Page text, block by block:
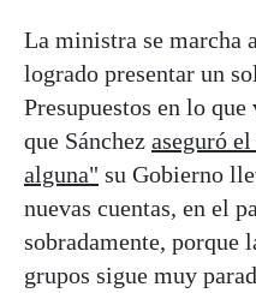
La ministra se marcha
logrado presentar un
Presupuestos en lo
que Sánchez aseguró
alguna" su Gobierno
nuevas cuentas, en el
sobradamente, porque
grupos sigue muy